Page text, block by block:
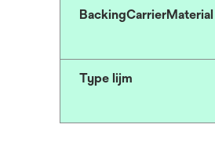
BackingCarrierMaterial
Type lijm